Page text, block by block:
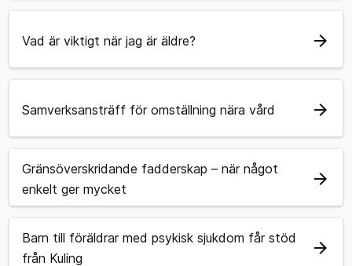
Vad är viktigt när jag är äldre? arrow_forward
Samverksansträff för omställning nära vård arrow_forward
Gränsöverskridande fadderskap – när något
enkelt ger mycket
arrow_forward
Barn till föräldrar med psykisk sjukdom får stöd
från Kuling
arrow_forward